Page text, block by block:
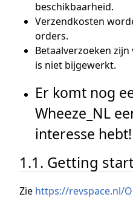
beschikbaarheid.
Verzendkosten
orders.
Betaalverzoeken
is niet bijgewerkt.
Er komt nog
Wheeze_NL
interesse hebt!
1.1. Getting
Zie https://revspace.nl/